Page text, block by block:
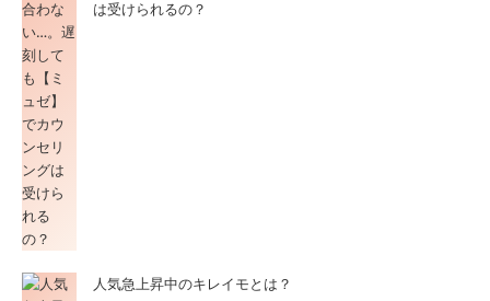
は受けられるの？
人気急上昇中のキレイモとは？